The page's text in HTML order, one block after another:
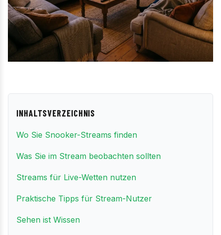
INHALTSVERZEICHNIS
Wo Sie Snooker-Streams finden
Was Sie im Stream beobachten sollten
Streams für Live-Wetten nutzen
Praktische Tipps für Stream-Nutzer
Sehen ist Wissen